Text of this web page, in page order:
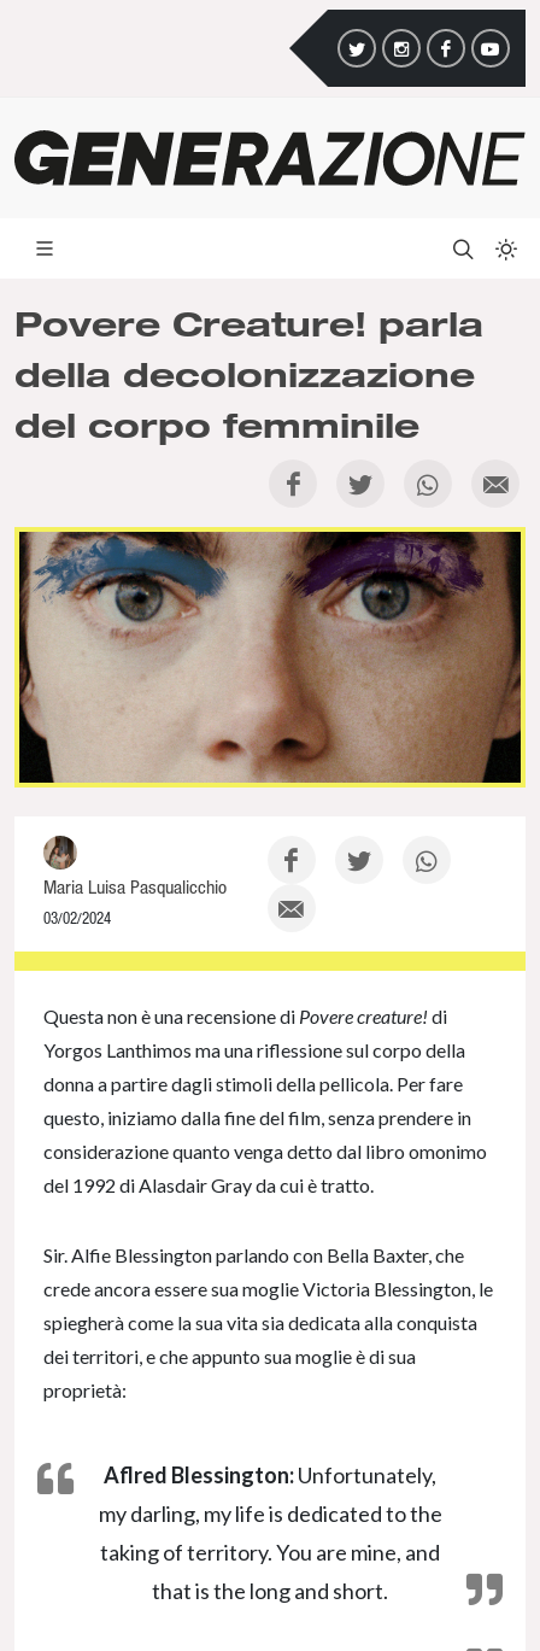
Povere Creature! parla
della decolonizzazione
del corpo femminile
Maria Luisa Pasqualicchio
03/02/2024
NaN% Complete
Questa non è una recensione di Povere creature! di
Yorgos Lanthimos ma una riflessione sul corpo della
donna a partire dagli stimoli della pellicola. Per fare
questo, iniziamo dalla fine del film, senza prendere in
considerazione quanto venga detto dal libro omonimo
del 1992 di Alasdair Gray da cui è tratto.
Sir. Alfie Blessington parlando con Bella Baxter, che
crede ancora essere sua moglie Victoria Blessington, le
spiegherà come la sua vita sia dedicata alla conquista
dei territori, e che appunto sua moglie è di sua
proprietà:
Aflred Blessington:Unfortunately,
my darling, my life is dedicated to the
taking of territory. You are mine, and
that is the long and short.